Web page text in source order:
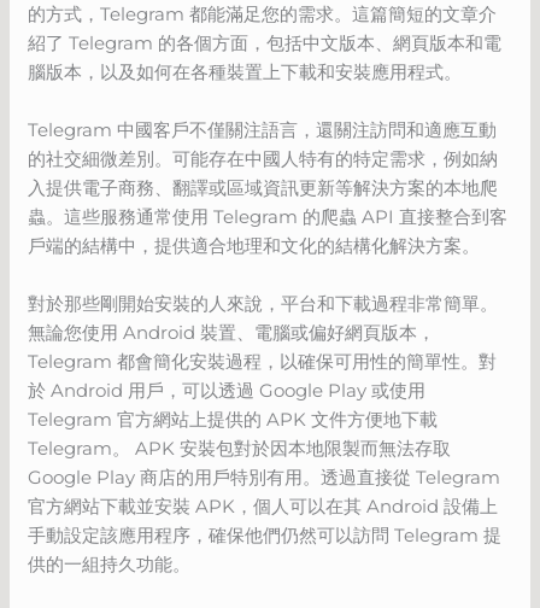
的方式，Telegram 都能滿足您的需求。這篇簡短的文章介
紹了 Telegram 的各個方面，包括中文版本、網頁版本和電
腦版本，以及如何在各種裝置上下載和安裝應用程式。
Telegram 中國客戶不僅關注語言，還關注訪問和適應互動
的社交細微差別。可能存在中國人特有的特定需求，例如納
入提供電子商務、翻譯或區域資訊更新等解決方案的本地爬
蟲。這些服務通常使用 Telegram 的爬蟲 API 直接整合到客
戶端的結構中，提供適合地理和文化的結構化解決方案。
對於那些剛開始安裝的人來說，平台和下載過程非常簡單。
無論您使用 Android 裝置、電腦或偏好網頁版本，
Telegram 都會簡化安裝過程，以確保可用性的簡單性。對
於 Android 用戶，可以透過 Google Play 或使用
Telegram 官方網站上提供的 APK 文件方便地下載
Telegram。 APK 安裝包對於因本地限製而無法存取
Google Play 商店的用戶特別有用。透過直接從 Telegram
官方網站下載並安裝 APK，個人可以在其 Android 設備上
手動設定該應用程序，確保他們仍然可以訪問 Telegram 提
供的一組持久功能。